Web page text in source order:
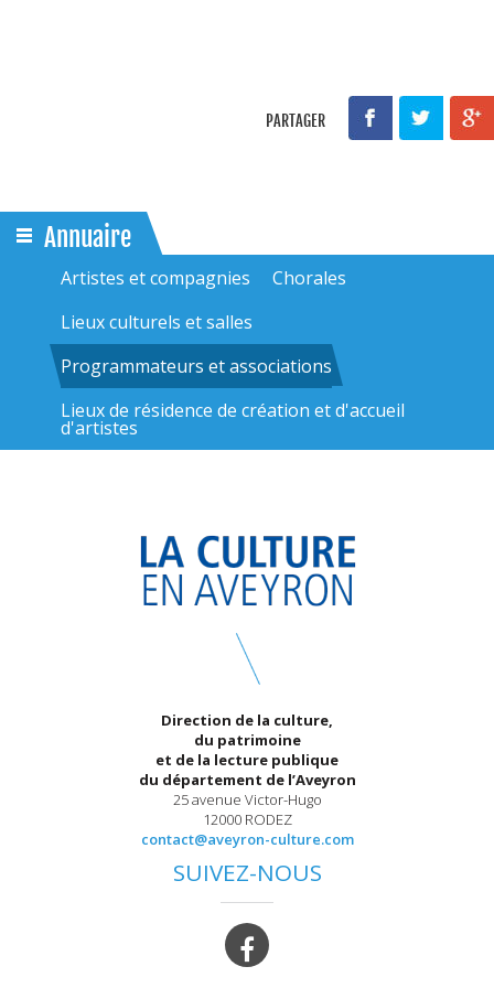
PARTAGER
Annuaire
Artistes et compagnies
Chorales
Lieux culturels et salles
Programmateurs et associations
Lieux de résidence de création et d'accueil
d'artistes
Direction de la culture,
du patrimoine
et de la lecture publique
du département de l’Aveyron
25 avenue Victor-Hugo
12000 RODEZ
contact@aveyron-culture.com
SUIVEZ-NOUS